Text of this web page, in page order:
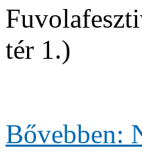
tér 1.)
Bővebben: